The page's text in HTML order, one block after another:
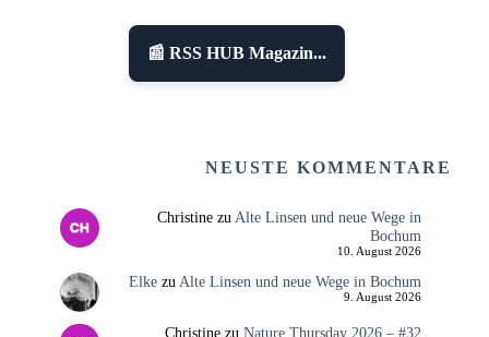
📰 RSS HUB Magazin...
NEUSTE KOMMENTARE
ChristinezuAlte Linsen und neue Wege in
Bochum
10. August 2026
ElkezuAlte Linsen und neue Wege in Bochum
9. August 2026
Christinezu Nature Thursday 2026 – #32